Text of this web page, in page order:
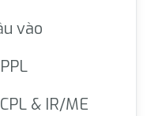
vào
& IR/ME